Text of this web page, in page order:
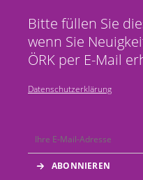
Bitte füllen Sie
wenn Sie
ÖRK per E-Mail
Datenschutzerklärung